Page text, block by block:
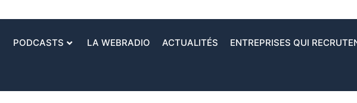
PODCASTS LA WEBRADIO ACTUALITÉS ENTREPRISES QUI